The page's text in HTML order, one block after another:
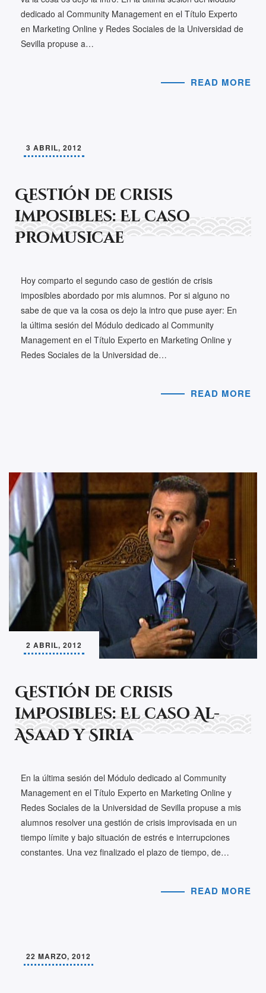
dedicado al Community Management en el Título Experto
en Marketing Online y Redes Sociales de la Universidad de
Sevilla propuse a…
READ MORE
3 ABRIL, 2012
Gestión de crisis
imposibles: El caso
Promusicae
Hoy comparto el segundo caso de gestión de crisis
imposibles abordado por mis alumnos. Por si alguno no
sabe de que va la cosa os dejo la intro que puse ayer: En
la última sesión del Módulo dedicado al Community
Management en el Título Experto en Marketing Online y
Redes Sociales de la Universidad de…
READ MORE
2 ABRIL, 2012
Gestión de crisis
imposibles: El caso Al-
Asaad y Siria
En la última sesión del Módulo dedicado al Community
Management en el Título Experto en Marketing Online y
Redes Sociales de la Universidad de Sevilla propuse a mis
alumnos resolver una gestión de crisis improvisada en un
tiempo límite y bajo situación de estrés e interrupciones
constantes. Una vez finalizado el plazo de tiempo, de…
READ MORE
22 MARZO, 2012